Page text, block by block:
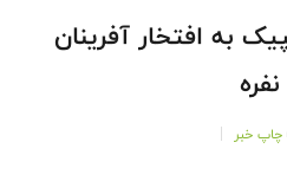
به افتخار آفرینان
چاپ خبر